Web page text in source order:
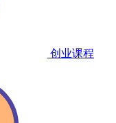
创业课程